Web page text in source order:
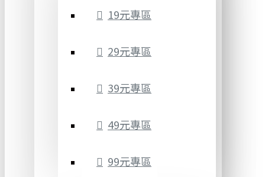
19元專區
29元專區
39元專區
49元專區
99元專區